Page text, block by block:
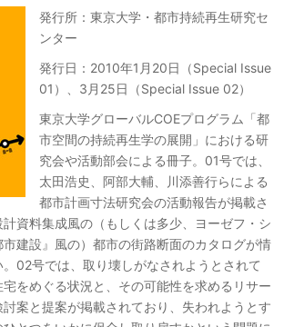
発行所：東京大学・都市持続再生研究セ
ンター
発行日：2010年1月20日（Special Issue
01）、3月25日（Special Issue 02）
東京大学グローバルCOEプログラム「都
市空間の持続再生学の展開」における研
究会や活動部会による冊子。01号では、
太田浩史、阿部大輔、川添善行らによる
都市計画寸法研究会の活動報告が掲載さ
資料集成風の（もしくは多少、ヨーゼフ・シ
市建設』風の）都市の街路断面のカタログが情
02号では、取り壊しがなされようとされて
をめぐる状況と、その可能性を求めるリサー
案と提案が掲載されており、失われようとす